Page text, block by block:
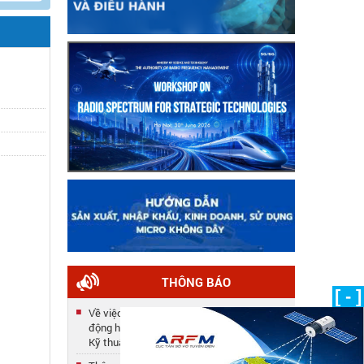
THÔNG BÁO
Về việc công nhận kết quả tuyển dụng lao
động hợp đồng năm 2025 của Trung tâm
Kỹ thuật
[ - ]